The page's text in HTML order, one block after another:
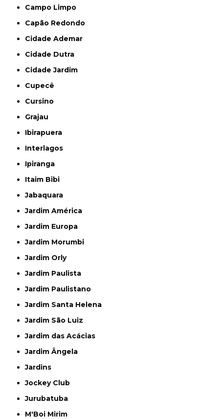
Campo Limpo
Capão Redondo
Cidade Ademar
Cidade Dutra
Cidade Jardim
Cupecê
Cursino
Grajau
Ibirapuera
Interlagos
Ipiranga
Itaim Bibi
Jabaquara
Jardim América
Jardim Europa
Jardim Morumbi
Jardim Orly
Jardim Paulista
Jardim Paulistano
Jardim Santa Helena
Jardim São Luiz
Jardim das Acácias
Jardim Ângela
Jardins
Jockey Club
Jurubatuba
M'Boi Mirim